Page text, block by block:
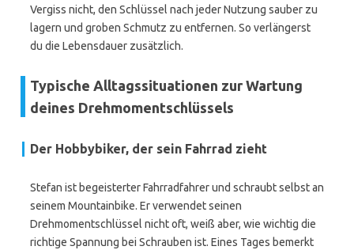
Vergiss nicht, den Schlüssel nach jeder Nutzung sauber zu
lagern und groben Schmutz zu entfernen. So verlängerst
du die Lebensdauer zusätzlich.
Typische Alltagssituationen zur Wartung
deines Drehmomentschlüssels
Der Hobbybiker, der sein Fahrrad zieht
Stefan ist begeisterter Fahrradfahrer und schraubt selbst an
seinem Mountainbike. Er verwendet seinen
Drehmomentschlüssel nicht oft, weiß aber, wie wichtig die
richtige Spannung bei Schrauben ist. Eines Tages bemerkt